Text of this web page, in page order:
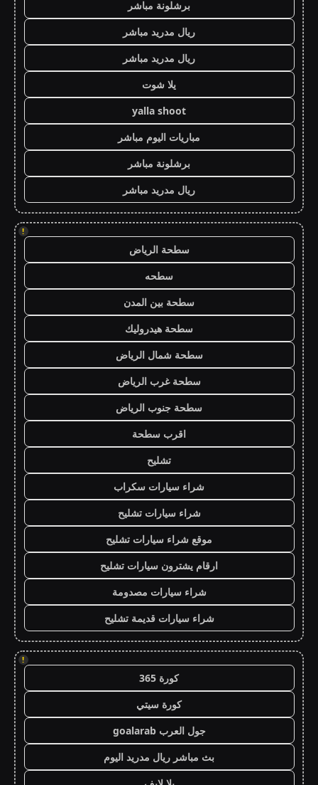
برشلونة مباشر
ريال مدريد مباشر
ريال مدريد مباشر
يلا شوت
yalla shoot
مباريات اليوم مباشر
برشلونة مباشر
ريال مدريد مباشر
!
سطحة الرياض
سطحه
سطحة بين المدن
سطحة هيدروليك
سطحة شمال الرياض
سطحة غرب الرياض
سطحة جنوب الرياض
اقرب سطحة
تشليح
شراء سيارات سكراب
شراء سيارات تشليح
موقع شراء سيارات تشليح
ارقام يشترون سيارات تشليح
شراء سيارات مصدومة
شراء سيارات قديمة تشليح
!
كورة 365
كورة سيتي
جول العرب goalarab
بث مباشر ريال مدريد اليوم